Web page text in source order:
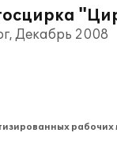
Декабрь 2008
рабочих